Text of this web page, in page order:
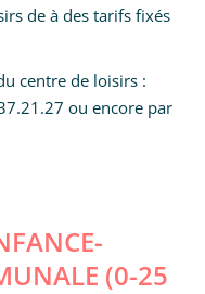
de à des tarifs fixés
centre de loisirs :
ou encore par
(0-25